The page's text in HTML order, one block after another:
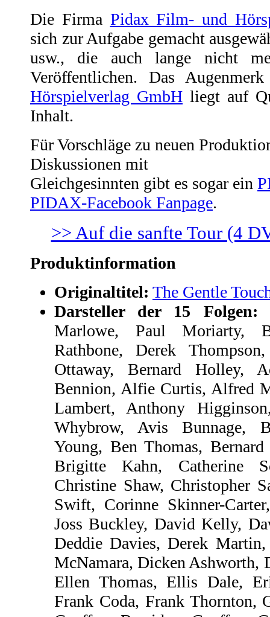
Die Firma Pidax Film- und
sich zur Aufgabe gemacht
usw., die auch lange nicht
Veröffentlichen. Das
Hörspielverlag GmbH liegt auf
Inhalt.
Für Vorschläge zu neuen
Diskussionen mit
Gleichgesinnten gibt es sogar ein
PIDAX-Facebook Fanpage.
>> Auf die sanfte Tour (4
Produktinformation
Originaltitel: The Gentle
Darsteller der 15 Folgen:
Marlowe, Paul Moriarty,
Rathbone, Derek
Ottaway, Bernard Holley,
Bennion, Alfie Curtis, Alfred
Lambert, Anthony
Whybrow, Avis Bunnage,
Young, Ben Thomas,
Brigitte Kahn, Catherine
Christine Shaw, Christopher
Swift, Corinne Skinner-
Joss Buckley, David Kelly,
Deddie Davies, Derek
McNamara, Dicken Ashworth,
Ellen Thomas, Ellis Dale,
Frank Coda, Frank Thornton,